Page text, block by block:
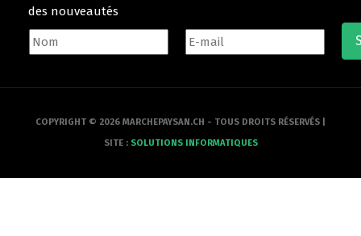
des nouveautés
COPYRIGHT © 2026 MARCHEPAYSAN.CH - TOUS DROITS RÉSERVÉS |
SITE : SOLUTIONS INFORMATIQUES